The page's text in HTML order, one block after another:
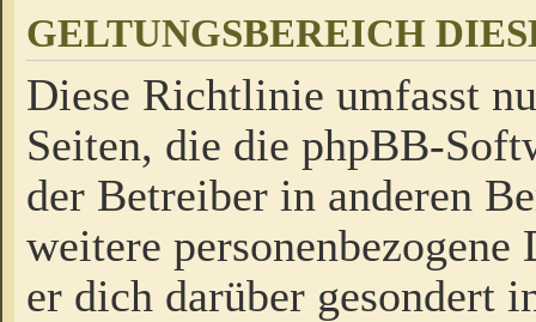
GELTUNGSBEREICH
Diese Richtlinie umfasst
Seiten, die die phpBB-
der Betreiber in anderen
weitere
er dich darüber gesondert